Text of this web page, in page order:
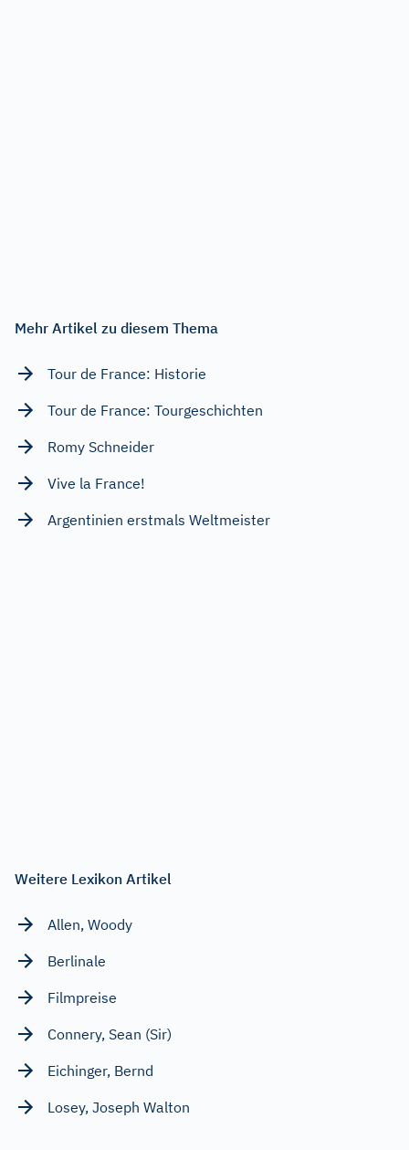
Mehr Artikel zu diesem Thema
Tour de France: Historie
Tour de France: Tourgeschichten
Romy Schneider
Vive la France!
Argentinien erstmals Weltmeister
Weitere Lexikon Artikel
Allen, Woody
Berlinale
Filmpreise
Connery, Sean (Sir)
Eichinger, Bernd
Losey, Joseph Walton